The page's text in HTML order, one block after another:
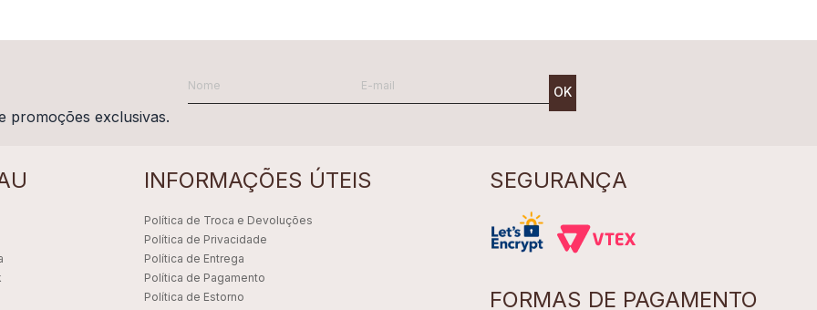
promoções exclusivas.
OK
INFORMAÇÕES ÚTEIS
Política de Troca e Devoluções
Política de Privacidade
Política de Entrega
Política de Pagamento
Política de Estorno
SEGURANÇA
FORMAS DE PAGAMENTO